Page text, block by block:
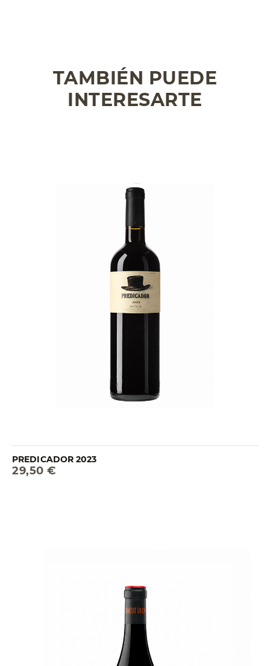
TAMBIÉN PUEDE
INTERESARTE
PREDICADOR 2023
29,50 €